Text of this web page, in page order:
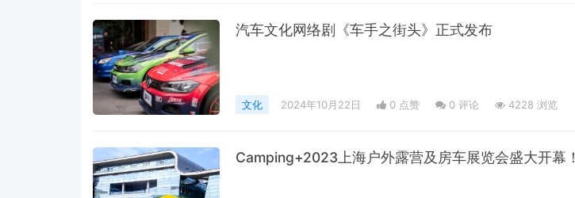
汽车文化网络剧《车手之街头》正式发布
文化 2024年10月22日 0 点赞 0 评论 4228 浏览
Camping+2023上海户外露营及房车展览会盛大开幕！